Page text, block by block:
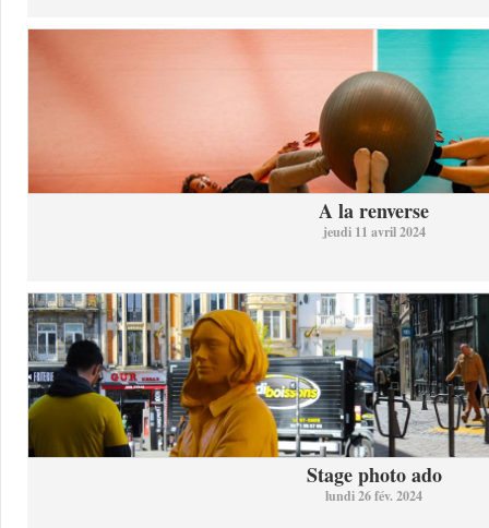
A la renverse
jeudi 11 avril 2024
Stage photo ado
lundi 26 fév. 2024